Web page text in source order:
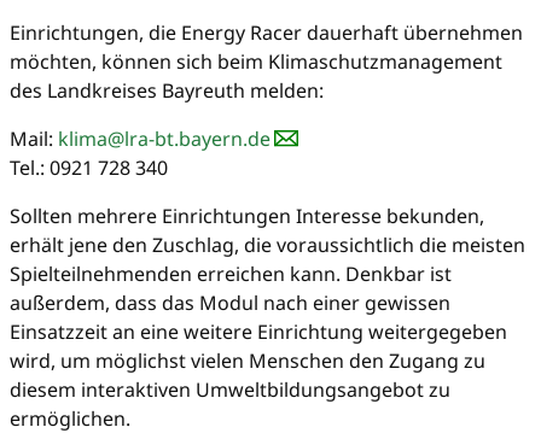
Einrichtungen, die Energy Racer dauerhaft übernehmen
möchten, können sich beim Klimaschutzmanagement
des Landkreises Bayreuth melden:
Mail: klima@lra-bt.bayern.de
Tel.: 0921 728 340
Sollten mehrere Einrichtungen Interesse bekunden,
erhält jene den Zuschlag, die voraussichtlich die meisten
Spielteilnehmenden erreichen kann. Denkbar ist
außerdem, dass das Modul nach einer gewissen
Einsatzzeit an eine weitere Einrichtung weitergegeben
wird, um möglichst vielen Menschen den Zugang zu
diesem interaktiven Umweltbildungsangebot zu
ermöglichen.